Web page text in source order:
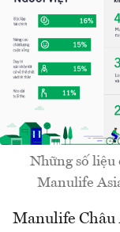
Những số liệu
Manulife
Manulife Châu